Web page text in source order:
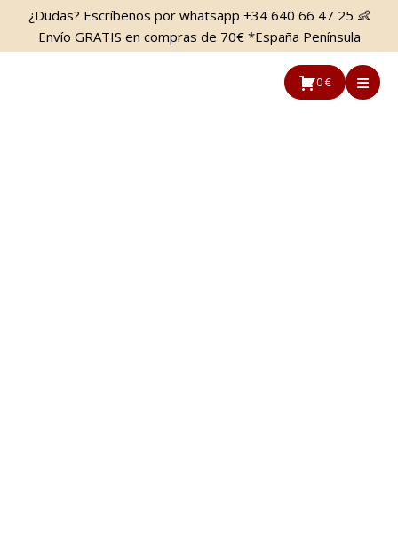
Saltar
contenido
Saltar
la
¿Dudas? Escríbenos por whatsapp +34 640 66 47 25 👶
Envío GRATIS en compras de 70€ *España Península
0 €